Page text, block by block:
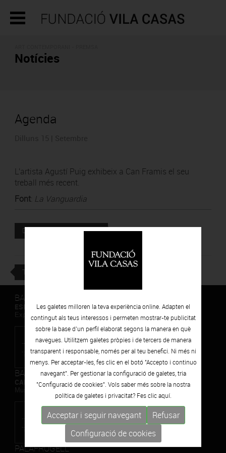
Notícies
Agenda
L'artista Agustí Puig exhibeix a Can Framis el seu
treball més recent.
Font: La Vanguardia
DESCARREGAR Document adjunt
TORNAR
BARCELONA
ESPAIS VOLART
Exposicions Temporals d'Art Contemporani
BARCELONA
CAN FRAMIS
Museu de Pintura Contemporània
PALAFRUGELL
Les galetes milloren la teva experiència online. Adapten el
contingut als teus interessos i permeten mostrar-te publicitat
sobre la base d’un perfil elaborat segons la manera en què
navegues. Utilitzem galetes pròpies i de tercers de manera
transparent i responsable, només per al teu benefici. Ni més ni
menys. Per acceptar-les, fes clic en el botó "Accepto i continuo
navegant". Per gestionar la configuració de galetes, tria
"Configuració de cookies". Vols saber més sobre la nostra
política de galetes i privacitat? Fes clicaquí.
Acceptar i seguir navegant
Refusar
Configuració de cookies